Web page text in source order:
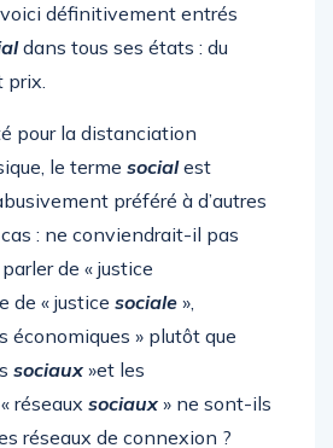
voici définitivement entrés
dans tous ses états : du
prix.
pour la distanciation
le terme socialest
préféré à d’autres
: ne conviendrait-il pas
de « justice
de « justice sociale »,
économiques » plutôt que
sociaux »et les
réseaux sociaux » ne sont-ils
réseaux de connexion ?